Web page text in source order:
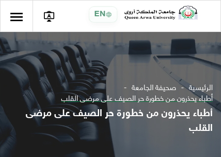
EN
الرئيسية صحيفة الجامعة
أطباء يحذرون من خطورة حر الصيف على مرضى القلب
أطباء يحذرون من خطورة حر الصيف على مرضى
القلب